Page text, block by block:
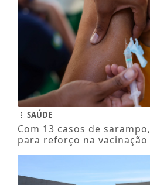
SAÚDE
Com 13 casos de
para reforço na vacinação